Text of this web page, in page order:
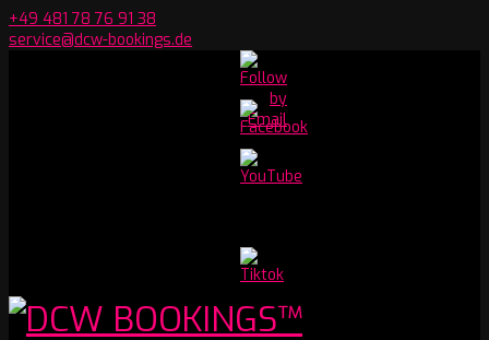
Skip
to
+49 481 78 76 91 38
service@dcw-bookings.de
Youtube
Channel